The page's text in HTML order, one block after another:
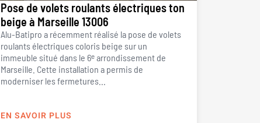
Pose de volets roulants électriques ton
beige à Marseille 13006
Alu-Batipro a récemment réalisé la pose de volets
roulants électriques coloris beige sur un
immeuble situé dans le 6ᵉ arrondissement de
Marseille. Cette installation a permis de
moderniser les fermetures...
EN SAVOIR PLUS